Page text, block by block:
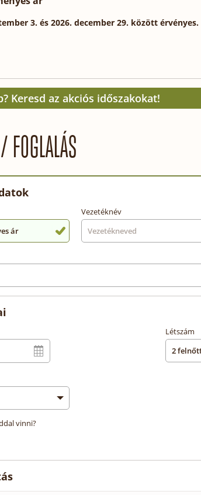
3. és 2026. december 29. között érvényes.
Keresd az akciós időszakokat!
FOGLALÁS
ár
Vezetéknév
Létszám
vinni?